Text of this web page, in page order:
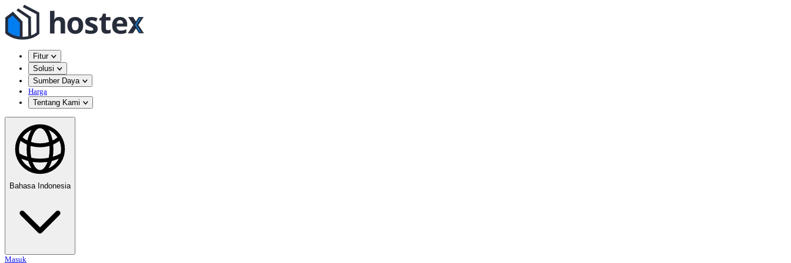
Fitur
Solusi
Sumber Daya
Harga
Tentang Kami
Bahasa Indonesia
Masuk